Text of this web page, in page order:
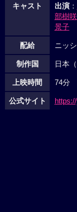
キャスト
出演：
部樹咲
景子
配給 ニッ
制作国 日本（
上映時間 74分
公式サイト